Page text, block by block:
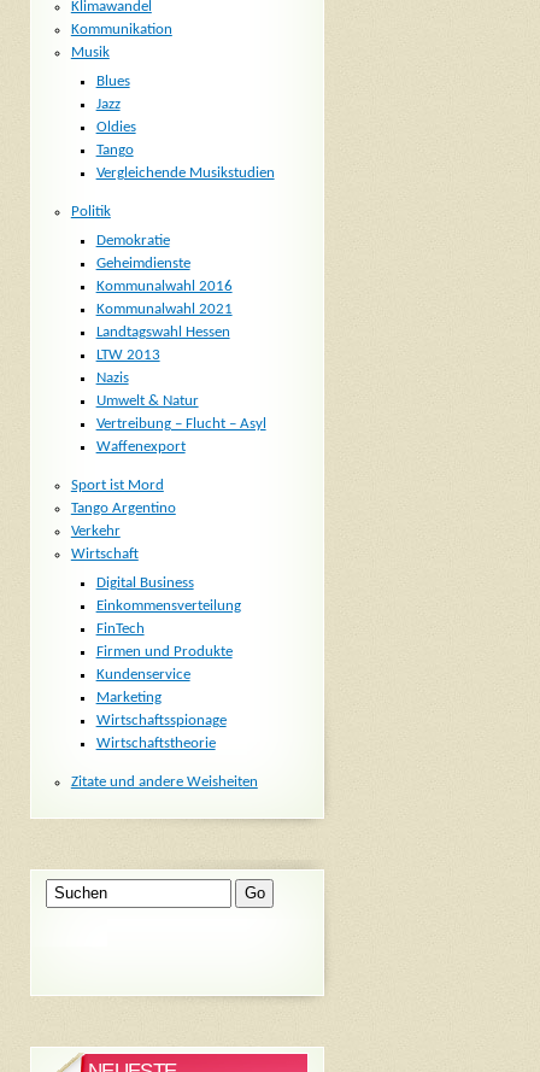
Klimawandel
Kommunikation
Musik
Blues
Jazz
Oldies
Tango
Vergleichende Musikstudien
Politik
Demokratie
Geheimdienste
Kommunalwahl 2016
Kommunalwahl 2021
Landtagswahl Hessen
LTW 2013
Nazis
Umwelt & Natur
Vertreibung – Flucht – Asyl
Waffenexport
Sport ist Mord
Tango Argentino
Verkehr
Wirtschaft
Digital Business
Einkommensverteilung
FinTech
Firmen und Produkte
Kundenservice
Marketing
Wirtschaftsspionage
Wirtschaftstheorie
Zitate und andere Weisheiten